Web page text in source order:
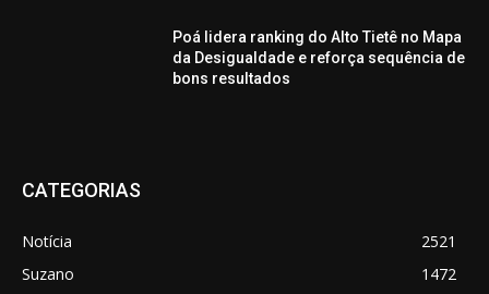
Poá lidera ranking do Alto Tietê no Mapa
da Desigualdade e reforça sequência de
bons resultados
CATEGORIAS
Notícia
2521
Suzano
1472